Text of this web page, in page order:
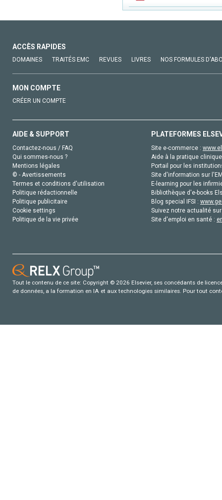
ACCÈS RAPIDES
DOMAINES TRAITÉS EMC REVUES LIVRES NOS FORMULES
MON COMPTE
CRÉER UN COMPTE
AIDE & SUPPORT
Contactez-nous / FAQ
Qui sommes-nous ?
Mentions légales
© - Avertissements
Termes et conditions d'utilisation
Politique rédactionnelle
Politique publicitaire
Cookie settings
Politique de la vie privée
PLATEFORMES
Site e-commerce :
Aide à la pratique
Portail pour les
Site d'information sur
E-learning pour les
Bibliothèque d'e-books
Blog special IFSI :
Suivez notre actualité
Site d'emploi en santé :
Tout le contenu de ce site: Copyright © 2026 Elsevier, ses concédants de
de données, a la formation en IA et aux technologies similaires. Pour tout